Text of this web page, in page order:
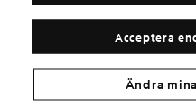
Belgiens mest
är hyllningar,
kopior. Det är
Acceptera
Ändra